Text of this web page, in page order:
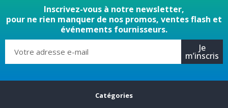
Inscrivez-vous à notre newsletter,
pour ne rien manquer de nos promos, ventes flash et
événements fournisseurs.
Je
m’inscris
Catégories